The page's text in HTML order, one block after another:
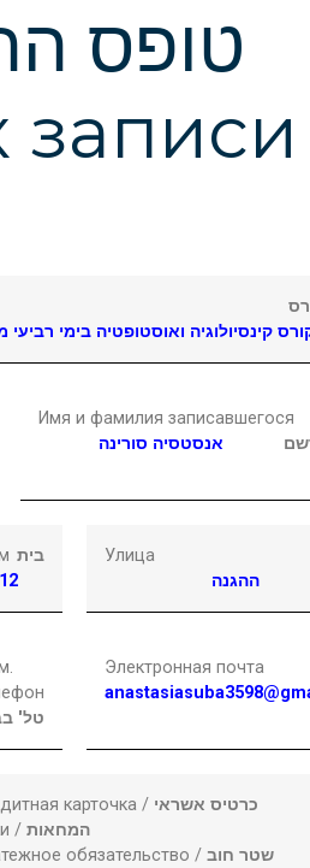
טופס
записи
קינסיולוגיה ואוסטופטיה בימי רביעי מ 18-00 עד 21-
Имя и фамилия записавшегося
אנסטסיה סורינה
בית
12
Улица
ההגנה
טל'
Электронная почта
карточка / כרטיס אשראי
/המחאות
обязательство /שטר חוב
настройки